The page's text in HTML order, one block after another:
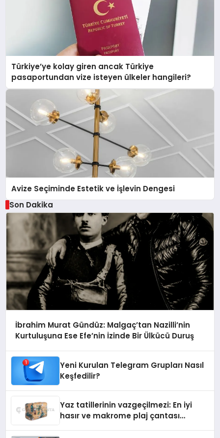
Türkiye’ye kolay giren ancak Türkiye
pasaportundan vize isteyen ülkeler hangileri?
Avize Seçiminde Estetik ve İşlevin Dengesi
Son Dakika
İbrahim Murat Gündüz: Malgaç’tan Nazilli’nin
Kurtuluşuna Ese Efe’nin İzinde Bir Ülkücü Duruş
Yeni Kurulan Telegram Grupları Nasıl
Keşfedilir?
Yaz tatillerinin vazgeçilmezi: En iyi
hasır ve makrome plaj çantası